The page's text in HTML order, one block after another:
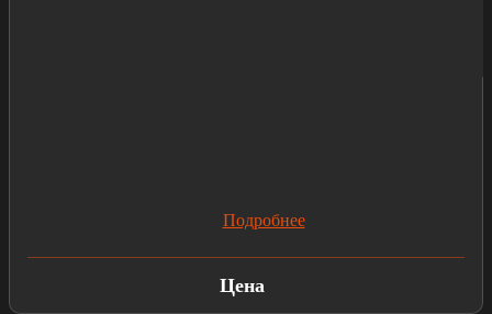
Подробнее
Цена